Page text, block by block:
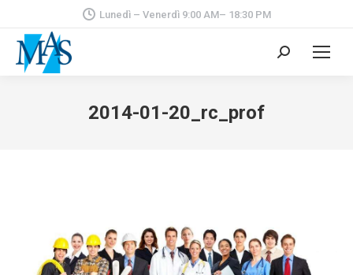
Lunedì – Venerdì 9:00 AM– 18:30 PM
Cerca:
2014-01-20_rc_prof